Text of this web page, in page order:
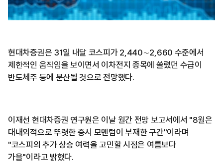
현대차증권은 31일 내달 코스피가 2,440∼2,660 수준에서
제한적인 움직임을 보이면서 이차전지 종목에 쏠렸던 수급이
반도체주 등에 분산될 것으로 전망했다.
이재선 현대차증권 연구원은 이날 월간 전망 보고서에서 "8월은
대내외적으로 뚜렷한 증시 모멘텀이 부재한 구간"이라며
"코스피의 추가 상승 여력을 고민할 시점은 여름보다
가을"이라고 밝혔다.